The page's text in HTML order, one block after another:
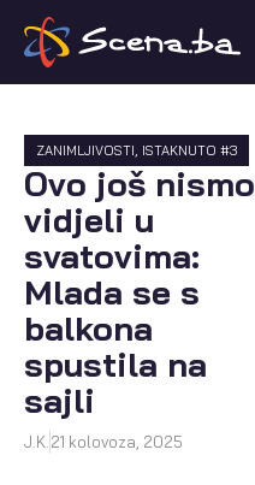
ZANIMLJIVOSTI, ISTAKNUTO #3
Ovo još nismo
vidjeli u
svatovima:
Mlada se s
balkona
spustila na
sajli
J.K. 21 kolovoza, 2025